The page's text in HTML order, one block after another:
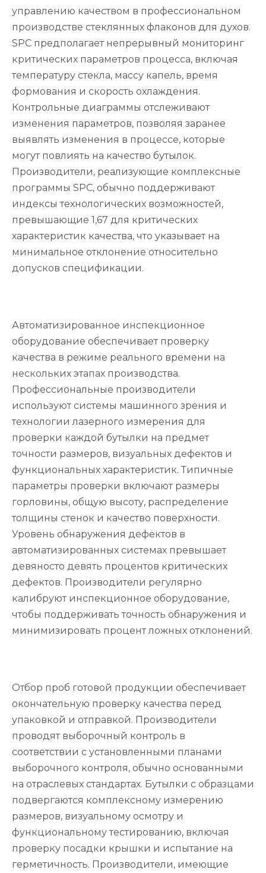
управлению качеством в профессиональном
производстве стеклянных флаконов для духов.
SPC предполагает непрерывный мониторинг
критических параметров процесса, включая
температуру стекла, массу капель, время
формования и скорость охлаждения.
Контрольные диаграммы отслеживают
изменения параметров, позволяя заранее
выявлять изменения в процессе, которые
могут повлиять на качество бутылок.
Производители, реализующие комплексные
программы SPC, обычно поддерживают
индексы технологических возможностей,
превышающие 1,67 для критических
характеристик качества, что указывает на
минимальное отклонение относительно
допусков спецификации.
Автоматизированное инспекционное
оборудование обеспечивает проверку
качества в режиме реального времени на
нескольких этапах производства.
Профессиональные производители
используют системы машинного зрения и
технологии лазерного измерения для
проверки каждой бутылки на предмет
точности размеров, визуальных дефектов и
функциональных характеристик. Типичные
параметры проверки включают размеры
горловины, общую высоту, распределение
толщины стенок и качество поверхности.
Уровень обнаружения дефектов в
автоматизированных системах превышает
девяносто девять процентов критических
дефектов. Производители регулярно
калибруют инспекционное оборудование,
чтобы поддерживать точность обнаружения и
минимизировать процент ложных отклонений.
Отбор проб готовой продукции обеспечивает
окончательную проверку качества перед
упаковкой и отправкой. Производители
проводят выборочный контроль в
соответствии с установленными планами
выборочного контроля, обычно основанными
на отраслевых стандартах. Бутылки с образцами
подвергаются комплексному измерению
размеров, визуальному осмотру и
функциональному тестированию, включая
проверку посадки крышки и испытание на
герметичность. Производители, имеющие